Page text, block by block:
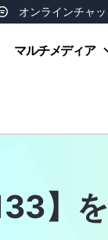
オンラインチャッ
マルチメディア
】